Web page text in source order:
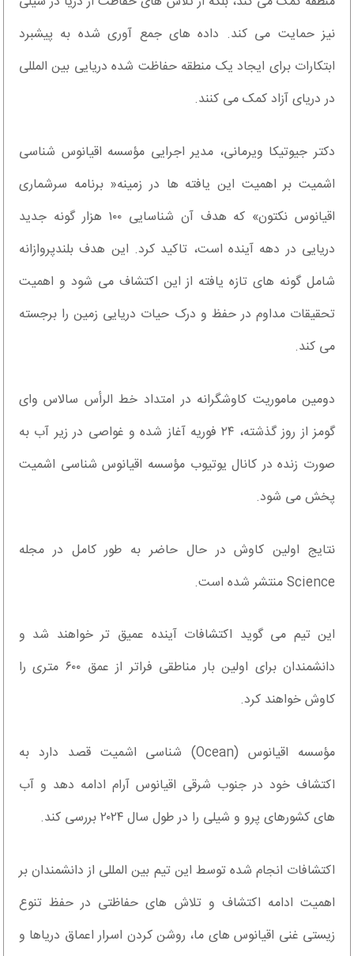
نیز حمایت می کند. داده های جمع آوری شده به پیشبرد
ابتکارات برای ایجاد یک منطقه حفاظت شده دریایی بین المللی
در دریای آزاد کمک می کنند.
دکتر جیوتیکا ویرمانی، مدیر اجرایی مؤسسه اقیانوس شناسی
اشمیت بر اهمیت این یافته ها در زمینه« برنامه سرشماری
اقیانوس نکتون» که هدف آن شناسایی ۱۰۰ هزار گونه جدید
دریایی در دهه آینده است، تاکید کرد. این هدف بلندپروازانه
شامل گونه های تازه یافته از این اکتشاف می شود و اهمیت
تحقیقات مداوم در حفظ و درک حیات دریایی زمین را برجسته
می کند.
دومین ماموریت کاوشگرانه در امتداد خط الرأس سالاس وای
گومز از روز گذشته، ۲۴ فوریه آغاز شده و غواصی در زیر آب به
صورت زنده در کانال یوتیوب مؤسسه اقیانوس شناسی اشمیت
پخش می شود.
نتایج اولین کاوش در حال حاضر به طور کامل در مجله
Science منتشر شده است.
این تیم می گوید اکتشافات آینده عمیق تر خواهند شد و
دانشمندان برای اولین بار مناطقی فراتر از عمق ۶۰۰ متری را
کاوش خواهند کرد.
مؤسسه اقیانوس (Ocean) شناسی اشمیت قصد دارد به
اکتشاف خود در جنوب شرقی اقیانوس آرام ادامه دهد و آب
های کشورهای پرو و شیلی را در طول سال ۲۰۲۴ بررسی کند.
اکتشافات انجام شده توسط این تیم بین المللی از دانشمندان بر
اهمیت ادامه اکتشاف و تلاش های حفاظتی در حفظ تنوع
زیستی غنی اقیانوس های ما، روشن کردن اسرار اعماق دریاها و